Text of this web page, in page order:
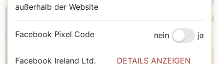
außerhalb der Website
Facebook Pixel Code nein ja
Facebook Ireland Ltd. DETAILS ANZEIGEN